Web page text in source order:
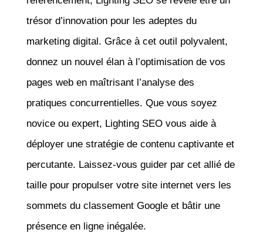
trésor d’innovation pour les adeptes du
marketing digital. Grâce à cet outil polyvalent,
donnez un nouvel élan à l’optimisation de vos
pages web en maîtrisant l’analyse des
pratiques concurrentielles. Que vous soyez
novice ou expert, Lighting SEO vous aide à
déployer une stratégie de contenu captivante et
percutante. Laissez-vous guider par cet allié de
taille pour propulser votre site internet vers les
sommets du classement Google et bâtir une
présence en ligne inégalée.